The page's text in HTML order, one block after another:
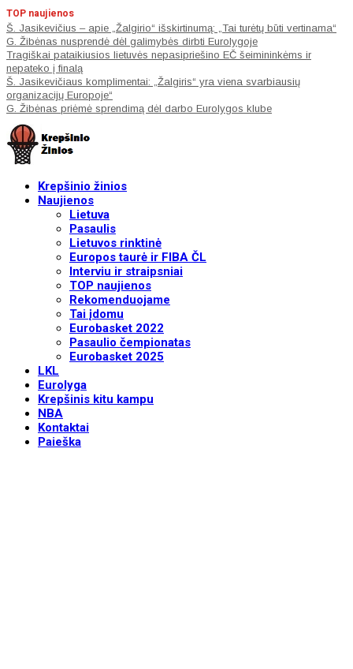
TOP naujienos
Š. Jasikevičius – apie „Žalgirio“ išskirtinumą: „Tai turėtų būti vertinama“
G. Žibėnas nusprendė dėl galimybės dirbti Eurolygoje
Tragiškai pataikiusios lietuvės nepasipriešino EČ šeimininkėms ir
nepateko į finalą
Š. Jasikevičiaus komplimentai: „Žalgiris“ yra viena svarbiausių
organizacijų Europoje“
G. Žibėnas priėmė sprendimą dėl darbo Eurolygos klube
Krepšinio žinios
Naujienos
Lietuva
Pasaulis
Lietuvos rinktinė
Europos taurė ir FIBA ČL
Interviu ir straipsniai
TOP naujienos
Rekomenduojame
Tai įdomu
Eurobasket 2022
Pasaulio čempionatas
Eurobasket 2025
LKL
Eurolyga
Krepšinis kitu kampu
NBA
Kontaktai
Paieška